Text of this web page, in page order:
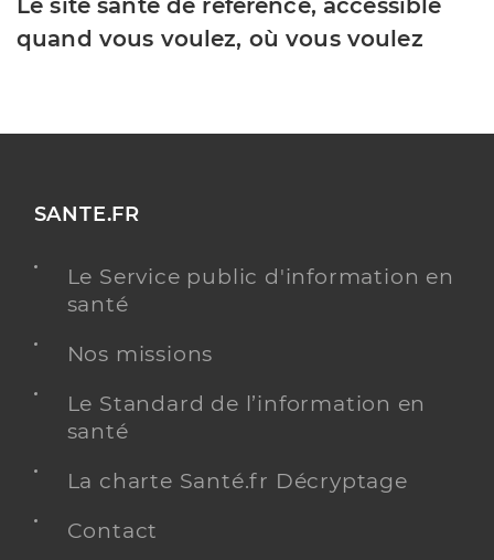
Le site santé de référence, accessible
quand vous voulez, où vous voulez
SANTE.FR
Le Service public d'information en
santé
Nos missions
Le Standard de l’information en
santé
La charte Santé.fr Décryptage
Contact